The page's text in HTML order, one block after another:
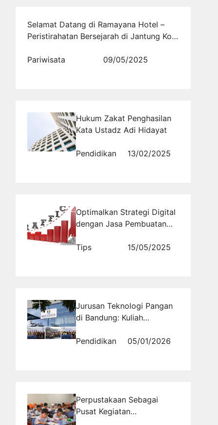
Selamat Datang di Ramayana Hotel –
Peristirahatan Bersejarah di Jantung Kota
Pariwisata
09/05/2025
Hukum Zakat Penghasilan
Kata Ustadz Adi Hidayat
Pendidikan 13/02/2025
Optimalkan Strategi Digital
dengan Jasa Pembuatan
Tips
15/05/2025
Jurusan Teknologi Pangan
di Bandung: Kuliah
Keahlian dan Jiwa
Pendidikan 05/01/2026
Perpustakaan Sebagai
Pusat Kegiatan